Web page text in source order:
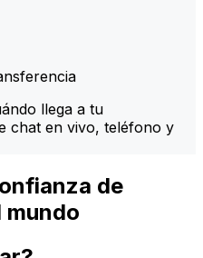
llega a tu
chat en vivo, teléfono y
de
mundo